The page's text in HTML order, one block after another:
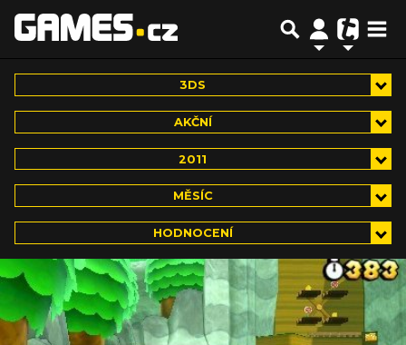
3DS
AKČNÍ
2011
MĚSÍC
HODNOCENÍ